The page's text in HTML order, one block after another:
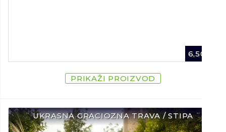
6,50
PRIKAŽI PROIZVOD
¨ UKRASNA GRACIOZNA TRAVA / STIPA ¨